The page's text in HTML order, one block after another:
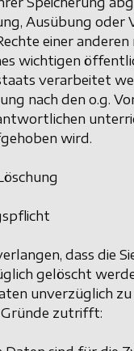
Ausübung oder
einer
wichtigen
verarbeitet
nach den o.g.
wird.
dass die
gelöscht
unverzüglich zu
zutrifft: